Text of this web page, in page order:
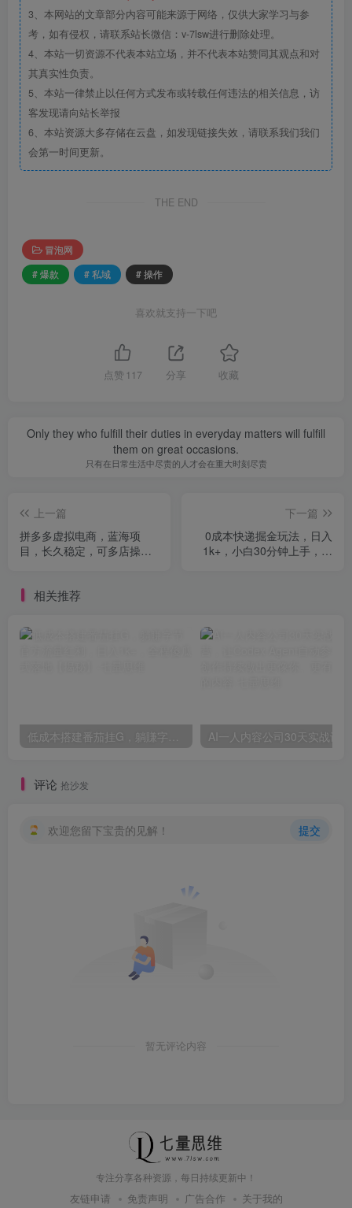
3、本网站的文章部分内容可能来源于网络，仅供大家学习与参
考，如有侵权，请联系站长微信：v-7lsw进行删除处理。
4、本站一切资源不代表本站立场，并不代表本站赞同其观点和对
其真实性负责。
5、本站一律禁止以任何方式发布或转载任何违法的相关信息，访
客发现请向站长举报
6、本站资源大多存储在云盘，如发现链接失效，请联系我们我们
会第一时间更新。
THE END
冒泡网
# 爆款
# 私域 # 操作
喜欢就支持一下吧
点赞 117 分享 收藏
Only they who fulfill their duties in everyday matters will fulfill
them on great occasions.
只有在日常生活中尽责的人才会在重大时刻尽责
上一篇
拼多多虚拟电商，蓝海项
目，长久稳定，可多店操
下一篇
0成本快递掘金玩法，日入
1k+，小白30分钟上手，收
相关推荐
低成本搭建番茄挂G，躺賺字节官方流量红利，日入1k+，全程傻瓜式落地【揭秘】
评论 抢沙发
欢迎您留下宝贵的见解！ 提交
暂无评论内容
专注分享各种资源，每日持续更新中！
友链申请 免责声明 广告合作 关于我的